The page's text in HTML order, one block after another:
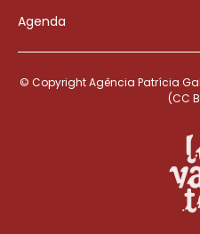
Agenda
© Copyright Agência Patrícia
(CC